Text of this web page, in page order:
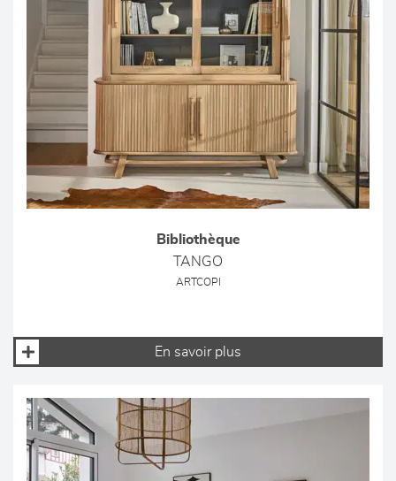
Bibliothèque
TANGO
ARTCOPI
En savoir plus